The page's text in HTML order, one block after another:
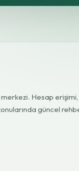
Hesap erişimi,
güncel